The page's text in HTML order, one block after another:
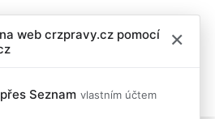
web crzpravy.cz pomocí
×
Seznam vlastním účtem